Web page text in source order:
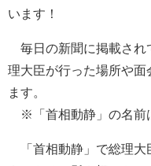
います！
毎日の新聞に掲載され
理大臣が行った場所や
ます。
※「首相動静」の名前
「首相動静」で総理大